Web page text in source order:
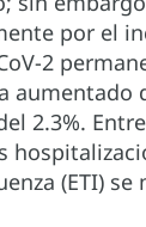
por el
2
2.3%.
(ETI)